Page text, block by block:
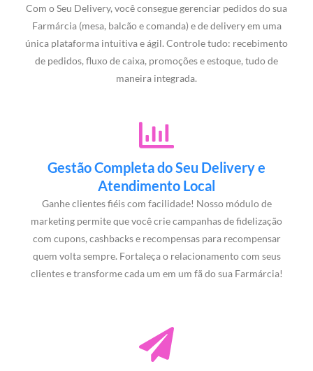
Com o Seu Delivery, você consegue gerenciar pedidos do sua
Farmárcia (mesa, balcão e comanda) e de delivery em uma
única plataforma intuitiva e ágil. Controle tudo: recebimento
de pedidos, fluxo de caixa, promoções e estoque, tudo de
maneira integrada.
Gestão Completa do Seu Delivery e
Atendimento Local
Ganhe clientes fiéis com facilidade! Nosso módulo de
marketing permite que você crie campanhas de fidelização
com cupons, cashbacks e recompensas para recompensar
quem volta sempre. Fortaleça o relacionamento com seus
clientes e transforme cada um em um fã do sua Farmárcia!